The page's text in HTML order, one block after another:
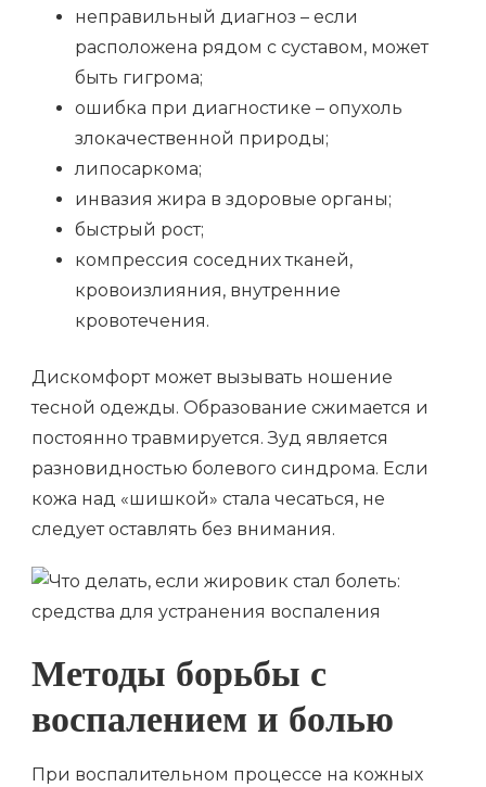
неправильный диагноз – если
расположена рядом с суставом, может
быть гигрома;
ошибка при диагностике – опухоль
злокачественной природы;
липосаркома;
инвазия жира в здоровые органы;
быстрый рост;
компрессия соседних тканей,
кровоизлияния, внутренние
кровотечения.
Дискомфорт может вызывать ношение
тесной одежды. Образование сжимается и
постоянно травмируется. Зуд является
разновидностью болевого синдрома. Если
кожа над «шишкой» стала чесаться, не
следует оставлять без внимания.
Методы борьбы с
воспалением и болью
При воспалительном процессе на кожных